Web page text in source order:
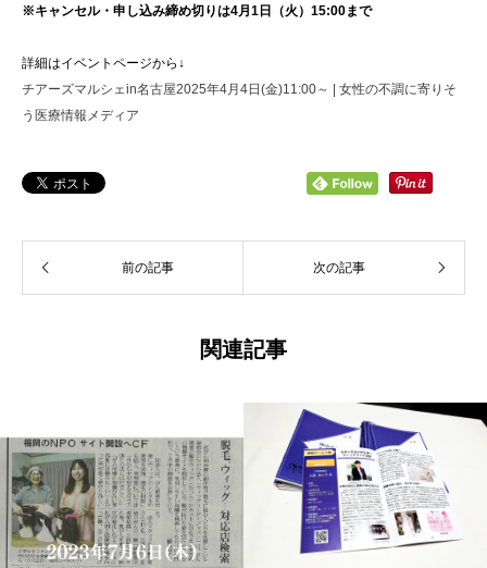
※キャンセル・申し込み締め切りは4月1日（火）15:00まで
詳細はイベントページから↓
チアーズマルシェin名古屋2025年4月4日(金)11:00～ | 女性の不調に寄りそ
う医療情報メディア
前の記事 次の記事
関連記事